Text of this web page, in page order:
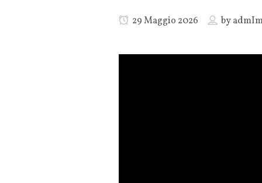
29 Maggio 2026 by